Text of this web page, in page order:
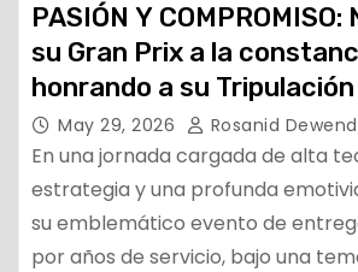
PASIÓN Y
su Gran Prix a la
honrando a su Tripulación
May 29, 2026 Rosanid
En una jornada cargada de alta
estrategia y una profunda
su emblemático evento de
por años de servicio, bajo una